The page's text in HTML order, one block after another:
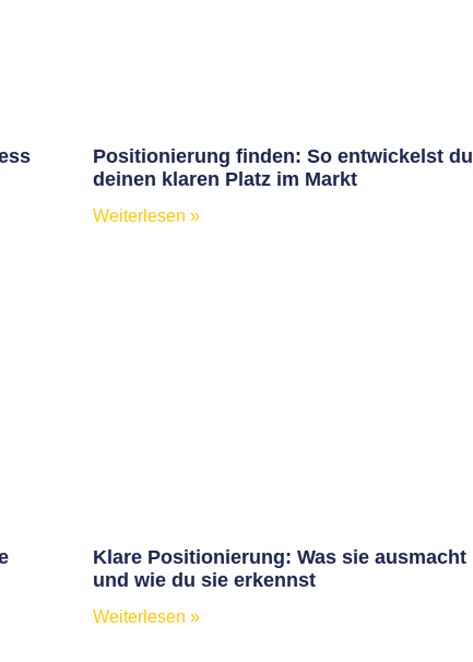
Positionierung finden: So entwickelst du
deinen klaren Platz im Markt
Weiterlesen »
Klare Positionierung: Was sie ausmacht
und wie du sie erkennst
Weiterlesen »